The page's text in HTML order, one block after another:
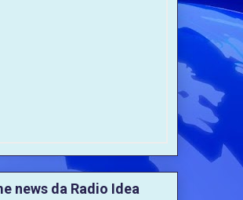
news da Radio Idea